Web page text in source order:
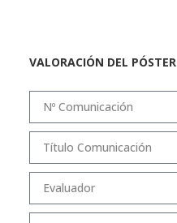
VALORACIÓN DEL PÓSTER